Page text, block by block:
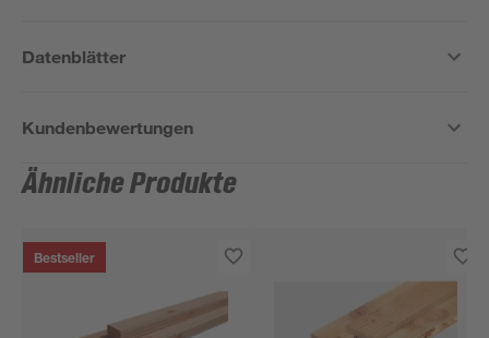
Datenblätter
Kundenbewertungen
Ähnliche Produkte
Bestseller